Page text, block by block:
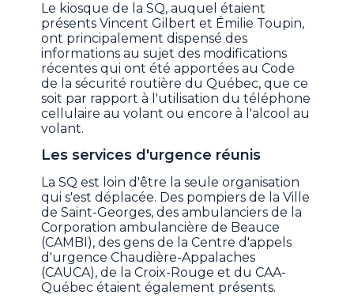
Le kiosque de la SQ, auquel étaient
présents Vincent Gilbert et Émilie Toupin,
ont principalement dispensé des
informations au sujet des modifications
récentes qui ont été apportées au Code
de la sécurité routière du Québec, que ce
soit par rapport à l'utilisation du téléphone
cellulaire au volant ou encore à l'alcool au
volant.
Les services d'urgence réunis
La SQ est loin d'être la seule organisation
qui s'est déplacée. Des pompiers de la Ville
de Saint-Georges, des ambulanciers de la
Corporation ambulancière de Beauce
(CAMBI), des gens de la Centre d'appels
d'urgence Chaudière-Appalaches
(CAUCA), de la Croix-Rouge et du CAA-
Québec étaient également présents.